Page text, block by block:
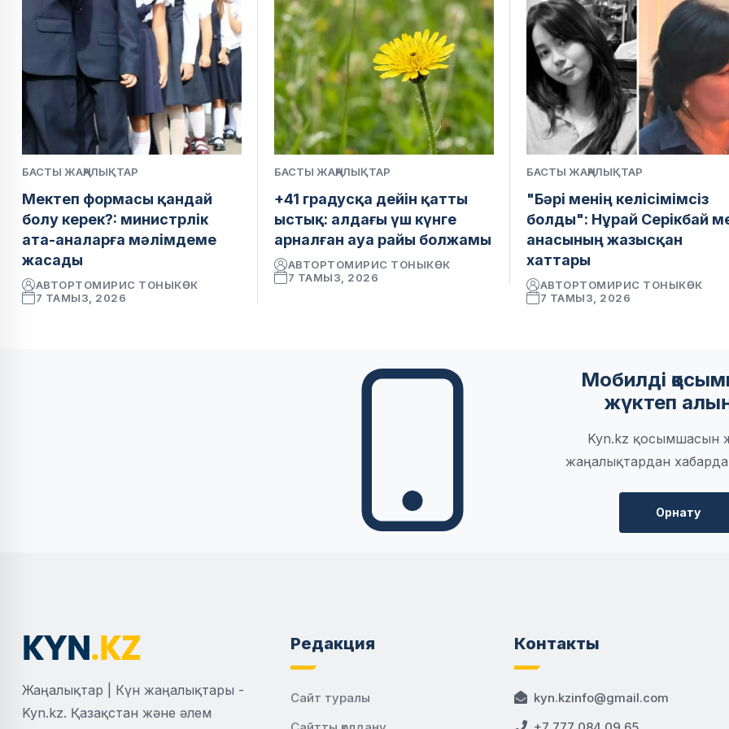
БАСТЫ ЖАҢАЛЫҚТАР
Мектеп формасы қандай
болу керек?: министрлік
ата-аналарға мәлімдеме
жасады
АВТОРТОМИРИС ТОНЫКӨК
7 ТАМЫЗ, 2026
БАСТЫ ЖАҢАЛЫҚТАР
+41 градусқа дейін қатты
ыстық: алдағы үш күнге
арналған ауа райы болжамы
АВТОРТОМИРИС ТОНЫКӨК
7 ТАМЫЗ, 2026
БАСТЫ ЖАҢАЛЫҚТАР
"Бәрі менің келісімімсіз
болды": Нұрай Серікбай
анасының жазысқан
хаттары
АВТОРТОМИРИС ТОНЫКӨК
7 ТАМЫЗ, 2026
Мобилді
жүктеп
Kyn.kz қосымшасын
жаңалықтардан
Орнату
Жаңалықтар | Күн жаңалықтары -
Kyn.kz. Қазақстан және әлем
Редакция
Сайт туралы
Контакты
kyn.kzinfo@gmail.com